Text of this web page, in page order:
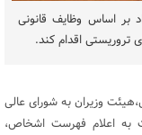
بر اساس وظایف قانونی
اقدام کند.
وزیران به شورای عالی
به اعلام فهرست اشخاص،